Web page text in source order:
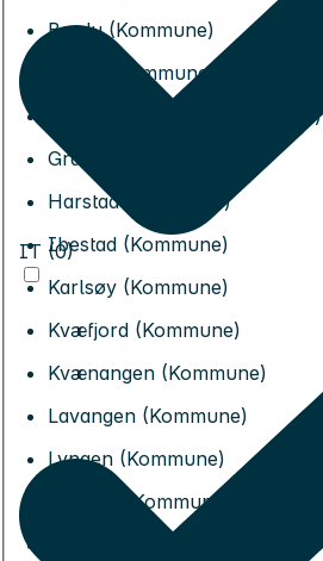
Bardu (Kommune)
Dyrøy (Kommune)
Gáivuotna Kåfjord (Kommune)
Gratangen (Kommune)
Harstad (Kommune)
Ibestad (Kommune)
Karlsøy (Kommune)
Kvæfjord (Kommune)
Kvænangen (Kommune)
Lavangen (Kommune)
Lyngen (Kommune)
Målselv (Kommune)
IT (0)